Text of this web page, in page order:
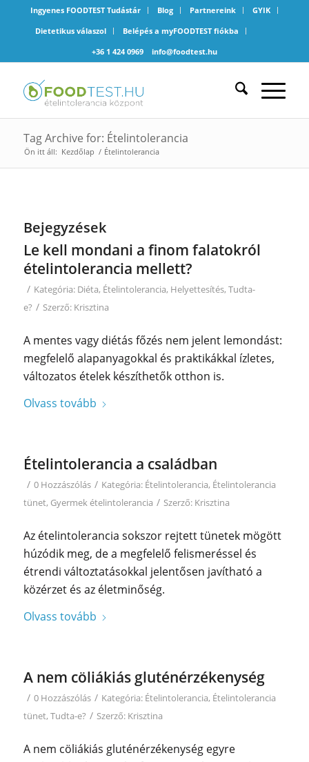
Ingyenes FOODTEST Tudástár Blog Partnereink
GYIK
Dietetikus válaszol
Belépés a myFOODTEST fiókba
+36 1 424 0969
info@foodtest.hu
Tag Archive for: Ételintolerancia
Ön itt áll: Kezdőlap / Ételintolerancia
Bejegyzések
Le kell mondani a finom falatokról
ételintolerancia mellett?
/ Kategória: Diéta, Ételintolerancia, Helyettesítés, Tudta-
e? / Szerző: Krisztina
A mentes vagy diétás főzés nem jelent lemondást:
megfelelő alapanyagokkal és praktikákkal ízletes,
változatos ételek készíthetők otthon is.
Olvass tovább
Ételintolerancia a családban
/ 0 Hozzászólás / Kategória: Ételintolerancia, Ételintolerancia
tünet, Gyermek ételintolerancia / Szerző: Krisztina
Az ételintolerancia sokszor rejtett tünetek mögött
húzódik meg, de a megfelelő felismeréssel és
étrendi változtatásokkal jelentősen javítható a
közérzet és az életminőség.
Olvass tovább
A nem cöliákiás gluténérzékenység
/ 0 Hozzászólás / Kategória: Ételintolerancia, Ételintolerancia
tünet, Tudta-e? / Szerző: Krisztina
A nem cöliákiás gluténérzékenység egyre